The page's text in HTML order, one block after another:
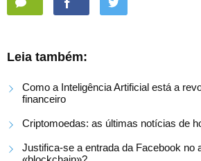
Leia também:
Como a Inteligência Artificial está a
financeiro
Criptomoedas: as últimas notícias de
Justifica-se a entrada da Facebook no